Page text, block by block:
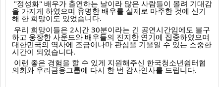
을 가지게 하였으며 유명한 배우를 실제로 마주한 것에 신기
해 한 희망이도 있었습니다.
우리 희망이들은 2시간 30분이라는 긴 공연시간임에도 불구
하고 웅장한 사운드와 배우들의 진지한 연기에 집중하였으며
대한민국의 역사에 조금이나마 관심을 기울일 수 있는 소중한
시간이 되었습니다.
의회와 우리금융그룹에 다시 한 번 감사인사를 드립니다.